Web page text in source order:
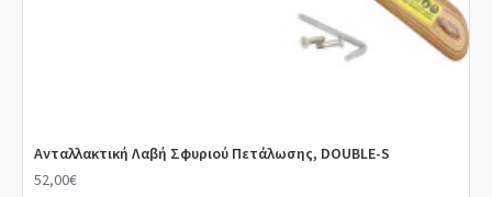
Ανταλλακτική Λαβή Σφυριού Πετάλωσης, DOUBLE-S
52,00€